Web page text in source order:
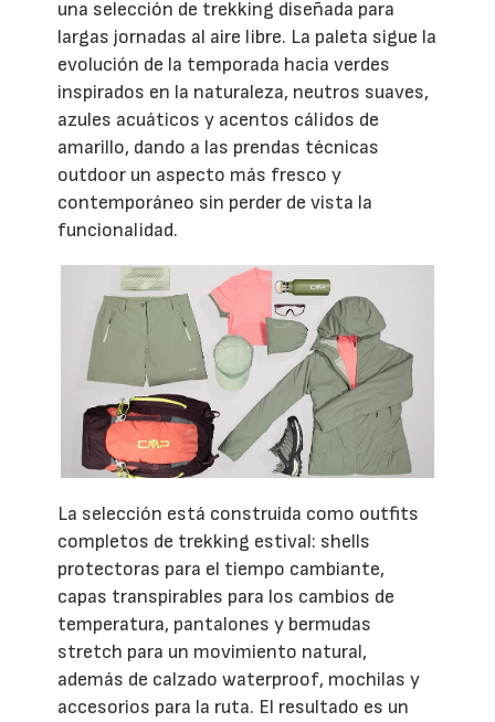
una selección de trekking diseñada para
largas jornadas al aire libre. La paleta sigue la
evolución de la temporada hacia verdes
inspirados en la naturaleza, neutros suaves,
azules acuáticos y acentos cálidos de
amarillo, dando a las prendas técnicas
outdoor un aspecto más fresco y
contemporáneo sin perder de vista la
funcionalidad.
La selección está construida como outfits
completos de trekking estival: shells
protectoras para el tiempo cambiante,
capas transpirables para los cambios de
temperatura, pantalones y bermudas
stretch para un movimiento natural,
además de calzado waterproof, mochilas y
accesorios para la ruta. El resultado es un